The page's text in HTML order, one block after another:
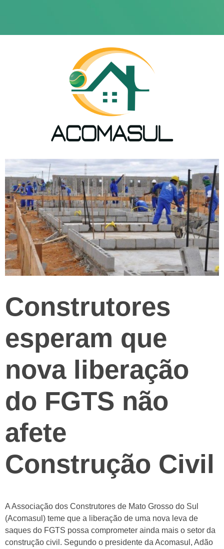
Construtores
esperam que
nova liberação
do FGTS não
afete
Construção Civil
A Associação dos Construtores de Mato Grosso do Sul
(Acomasul) teme que a liberação de uma nova leva de
saques do FGTS possa comprometer ainda mais o setor da
construção civil. Segundo o presidente da Acomasul, Adão